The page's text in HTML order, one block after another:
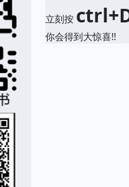
立刻按
你会得到大惊喜!!